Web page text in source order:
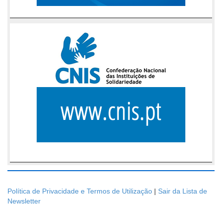
Política de Privacidade e Termos de Utilização | Sair da Lista de
Newsletter